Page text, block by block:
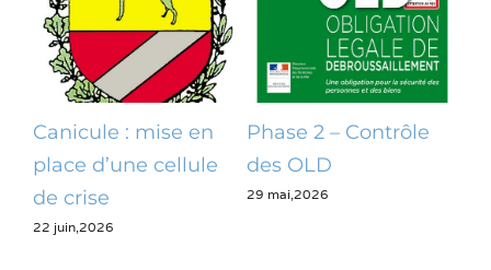
Canicule : mise en
place d’une cellule
de crise
22 juin,2026
Phase 2 – Contrôle
des OLD
29 mai,2026